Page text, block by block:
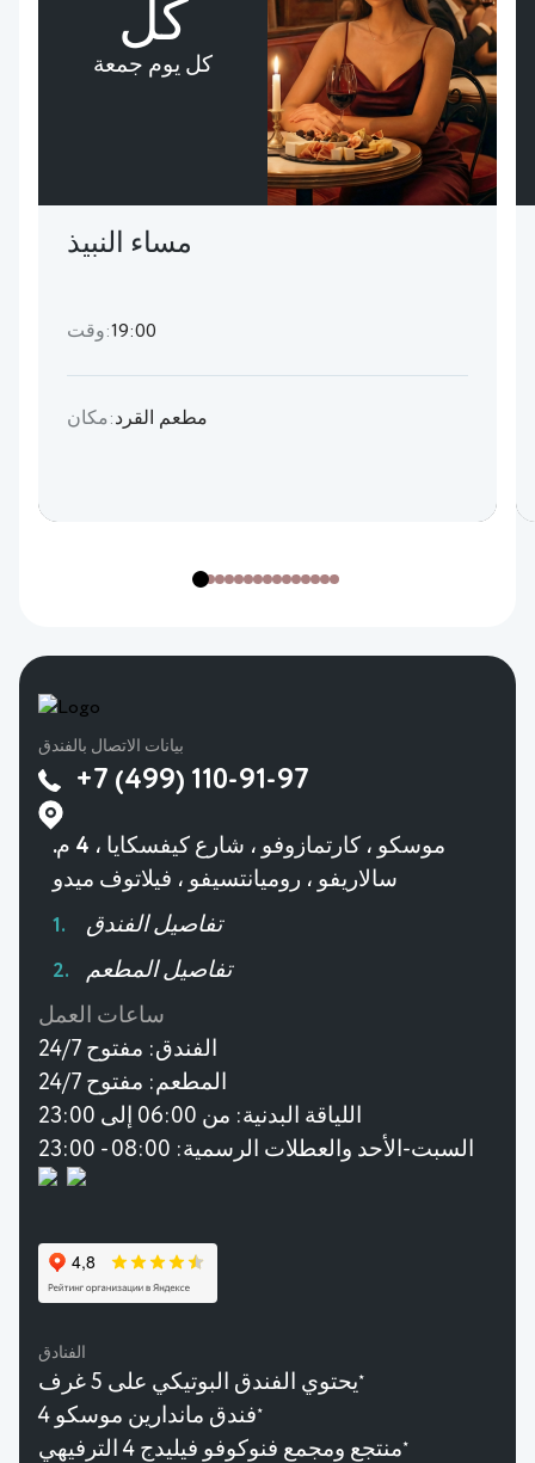
كل
كل يوم جمعة
مساء النبيذ
وقت:19:00
مكان:مطعم القرد
بيانات الاتصال بالفندق
+7 (499) 110-91-97
موسكو ، كارتمازوفو ، شارع كيفسكايا ، 4 م.
سالاريفو ، روميانتسيفو ، فيلاتوف ميدو
تفاصيل الفندق
تفاصيل المطعم
ساعات العمل
الفندق: مفتوح 24/7
المطعم: مفتوح 24/7
اللياقة البدنية: من 06:00 إلى 23:00
السبت-الأحد والعطلات الرسمية: 08:00 - 23:00
الفنادق
يحتوي الفندق البوتيكي على 5 غرف★
فندق ماندارين موسكو 4★
منتجع ومجمع فنوكوفو فيليدج 4 الترفيهي★